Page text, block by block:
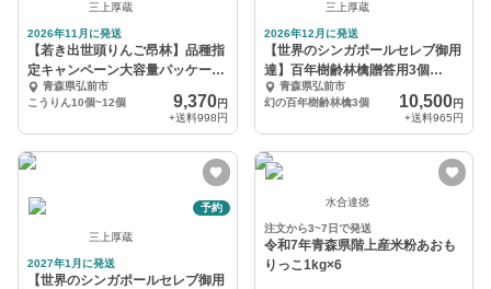
三上厚蔵
2026年11月に発送
【若き出世頭りんご昂林】品種指
定キャンペーン大容量パッケージ
【11月予約】
青森県弘前市
こうりん10個~12個
9,370円
+送料998円
三上厚蔵
2026年12月に発送
【世界のシンガポールセレブ御用
達】百年樹齢林檎贈答用3個
【100セット限定】
青森県弘前市
幻の百年樹齢林檎3個
10,500円
+送料965円
予約
三上厚蔵
2027年1月に発送
【世界のシンガポールセレブ御用
水合達徳
注文から3~7日で発送
令和7年青森県階上産米粉あおも
りっこ1kg×6